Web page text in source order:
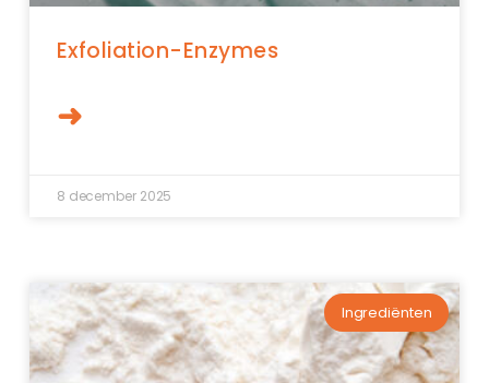
Exfoliation-Enzymes
➜
8 december 2025
Ingrediënten